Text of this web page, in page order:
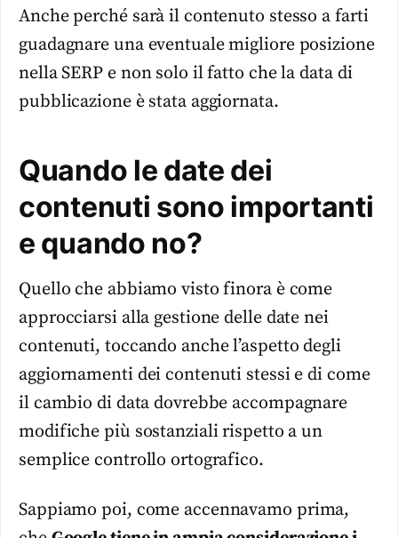
Anche perché sarà il contenuto stesso a farti
guadagnare una eventuale migliore posizione
nella SERP e non solo il fatto che la data di
pubblicazione è stata aggiornata.
Quando le date dei
contenuti sono importanti
e quando no?
Quello che abbiamo visto finora è come
approcciarsi alla gestione delle date nei
contenuti, toccando anche l’aspetto degli
aggiornamenti dei contenuti stessi e di come
il cambio di data dovrebbe accompagnare
modifiche più sostanziali rispetto a un
semplice controllo ortografico.
Sappiamo poi, come accennavamo prima,